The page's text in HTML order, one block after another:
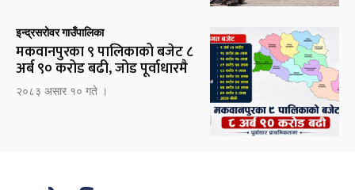
इन्द्रसरोवर गाउँपालिका
मकवानपुरका ९ पालिकाको बजेट ८
अर्ब ९० करोड बढी, जोड पूर्वाधारमै
२०८३ असार १० गते ।